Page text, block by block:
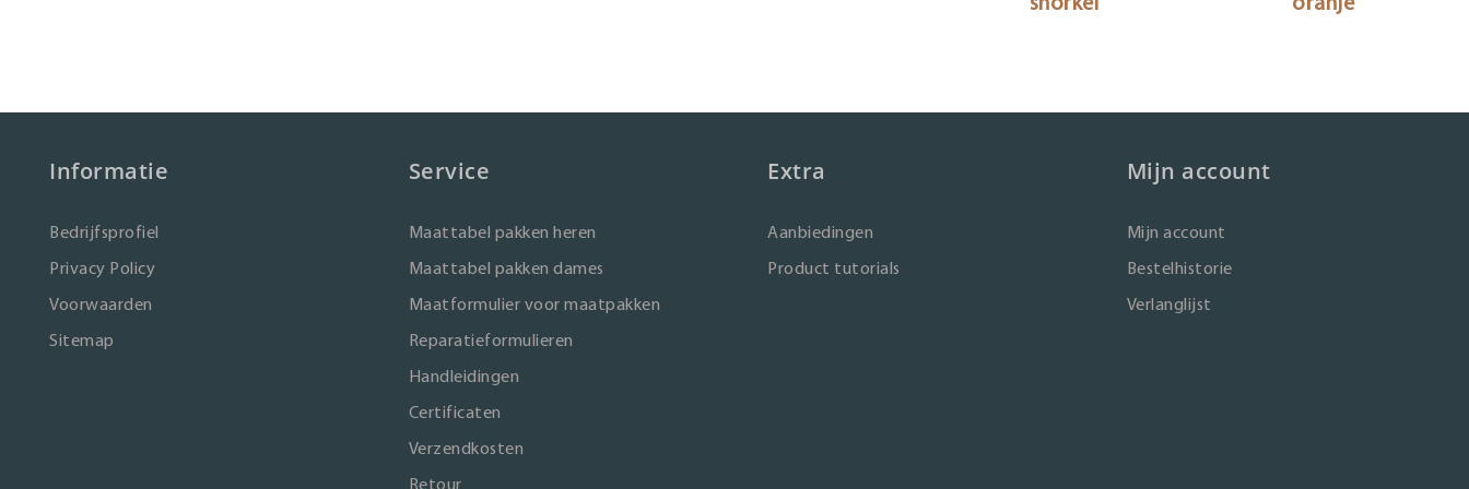
Informatie
Bedrijfsprofiel
Privacy Policy
Voorwaarden
Sitemap
Service
Maattabel pakken heren
Maattabel pakken dames
Maatformulier voor maatpakken
Reparatieformulieren
Handleidingen
Certificaten
Verzendkosten
Retour
Extra
Aanbiedingen
Product tutorials
Mijn account
Mijn account
Bestelhistorie
Verlanglijst